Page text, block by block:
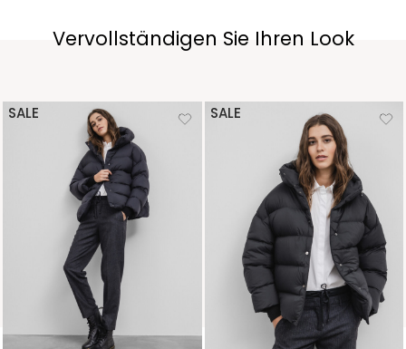
Vervollständigen Sie Ihren Look
SALE SALE